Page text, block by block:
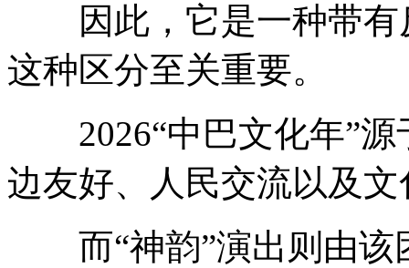
因此，它是一种带有
这种区分至关重要。
2026“中巴文化年”源
边友好、人民交流以及
而“神韵”演出则由该